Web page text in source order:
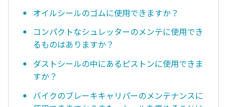
オイルシールのゴムに使用できますか？
コンパクトなシュレッターのメンテに使用でき
るものはありますか？
ダストシールの中にあるピストンに使用できま
すか？
バイクのブレーキキャリパーのメンテナンスに